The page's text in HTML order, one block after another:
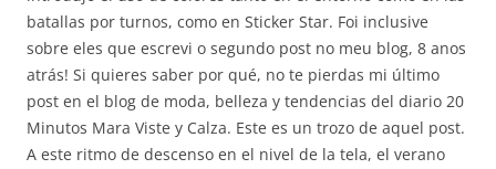
batallas por turnos, como en Sticker Star. Foi inclusive
sobre eles que escrevi o segundo post no meu blog, 8 anos
atrás! Si quieres saber por qué, no te pierdas mi último
post en el blog de moda, belleza y tendencias del diario 20
Minutos Mara Viste y Calza. Este es un trozo de aquel post.
A este ritmo de descenso en el nivel de la tela, el verano